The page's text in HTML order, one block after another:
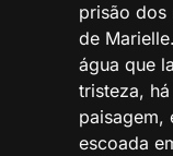
prisão dos
de
água que
tristeza,
paisagem,
escoada